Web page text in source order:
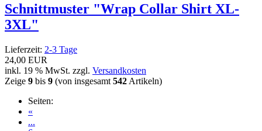
Schnittmuster "Wrap Collar Shirt XL-
3XL"
Lieferzeit: 2-3 Tage
24,00 EUR
inkl. 19 % MwSt. zzgl. Versandkosten
Zeige 9 bis 9 (von insgesamt 542 Artikeln)
Seiten:
«
...